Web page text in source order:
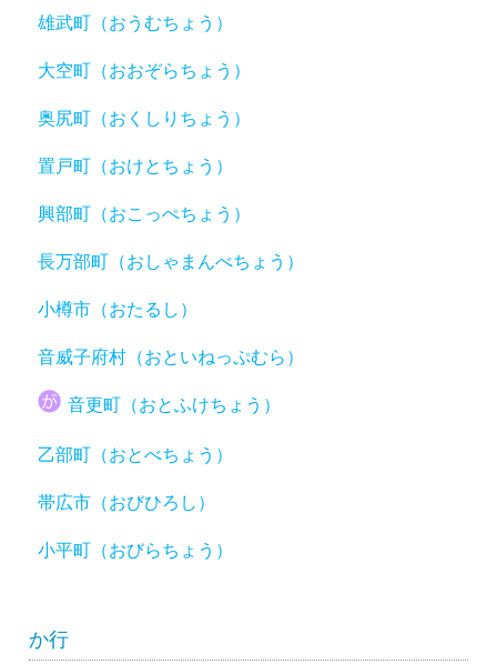
雄武町（おうむちょう）
大空町（おおぞらちょう）
奥尻町（おくしりちょう）
置戸町（おけとちょう）
興部町（おこっぺちょう）
長万部町（おしゃまんべちょう）
小樽市（おたるし）
音威子府村（おといねっぷむら）
音更町（おとふけちょう）
乙部町（おとべちょう）
帯広市（おびひろし）
小平町（おびらちょう）
か行